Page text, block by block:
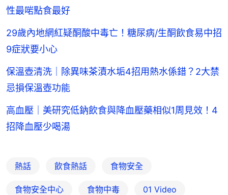
性最啱點食最好
29歲內地網紅疑酮酸中毒亡！糖尿病/生酮飲食易中招
9症狀要小心
保溫壺清洗｜除異味茶漬水垢4招用熱水係錯？2大禁
忌損保溫壺功能
高血壓｜美研究低鈉飲食與降血壓藥相似1周見效！4
招降血壓少喝湯
熱話 飲食熱話 食物安全
食物安全中心 食物中毒 01 Video